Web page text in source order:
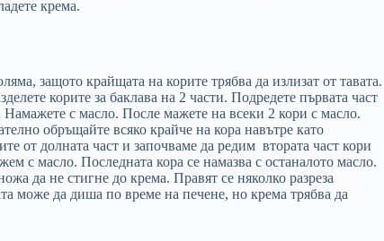
крема.
защото крайщата на корите трябва да излизат от тавата.
корите за баклава на 2 части. Подредете първата част
с масло. После мажете на всеки 2 кори с масло.
обръщайте всяко крайче на кора навътре като
от долната част и започваме да редим втората част кори
с масло. Последната кора се намазва с останалото масло.
да не стигне до крема. Правят се няколко разреза
може да диша по време на печене, но крема трябва да